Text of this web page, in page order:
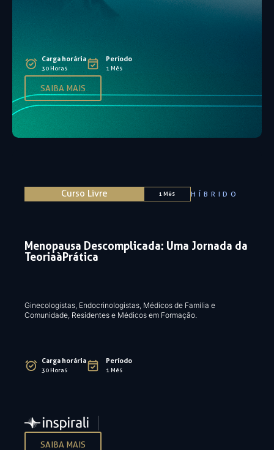
Carga horária
30 Horas
Período
1 Mês
SAIBA MAIS
Menopausa Descomplicada: Uma Jornada da
Teoria à Prática
Ginecologistas, Endocrinologistas, Médicos de Família e
Comunidade, Residentes e Médicos em Formação.
Carga horária
30 Horas
Período
1 Mês
Curso Livre 1 Mês HÍBRIDO
SAIBA MAIS